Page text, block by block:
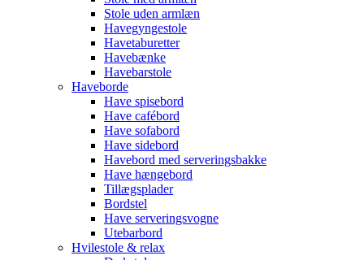
Stole uden armlæn
Havegyngestole
Havetaburetter
Havebænke
Havebarstole
Haveborde
Have spisebord
Have cafébord
Have sofabord
Have sidebord
Havebord med serveringsbakke
Have hængebord
Tillægsplader
Bordstel
Have serveringsvogne
Utebarbord
Hvilestole & relax